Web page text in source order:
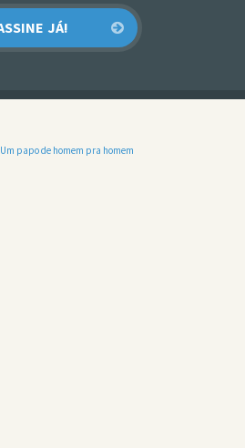
Um papo de homem pra homem